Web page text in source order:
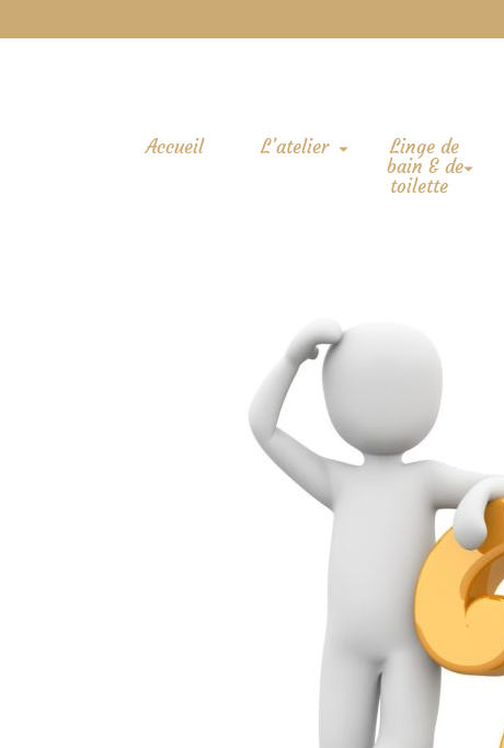
Accueil L’atelier
Linge de
bain & de
toilette